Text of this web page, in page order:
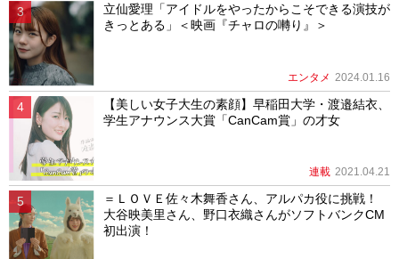
立仙愛理「アイドルをやったからこそできる演技が
きっとある」＜映画『チャロの囀り』＞
エンタメ 2024.01.16
【美しい女子大生の素顔】早稲田大学・渡邉結衣、
学生アナウンス大賞「CanCam賞」の才女
連載 2021.04.21
＝ＬＯＶＥ佐々木舞香さん、アルパカ役に挑戦！
大谷映美里さん、野口衣織さんがソフトバンクCM
初出演！